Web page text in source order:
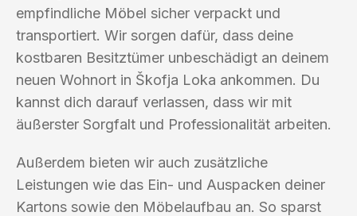
empfindliche Möbel sicher verpackt und
transportiert. Wir sorgen dafür, dass deine
kostbaren Besitztümer unbeschädigt an deinem
neuen Wohnort in Škofja Loka ankommen. Du
kannst dich darauf verlassen, dass wir mit
äußerster Sorgfalt und Professionalität arbeiten.
Außerdem bieten wir auch zusätzliche
Leistungen wie das Ein- und Auspacken deiner
Kartons sowie den Möbelaufbau an. So sparst